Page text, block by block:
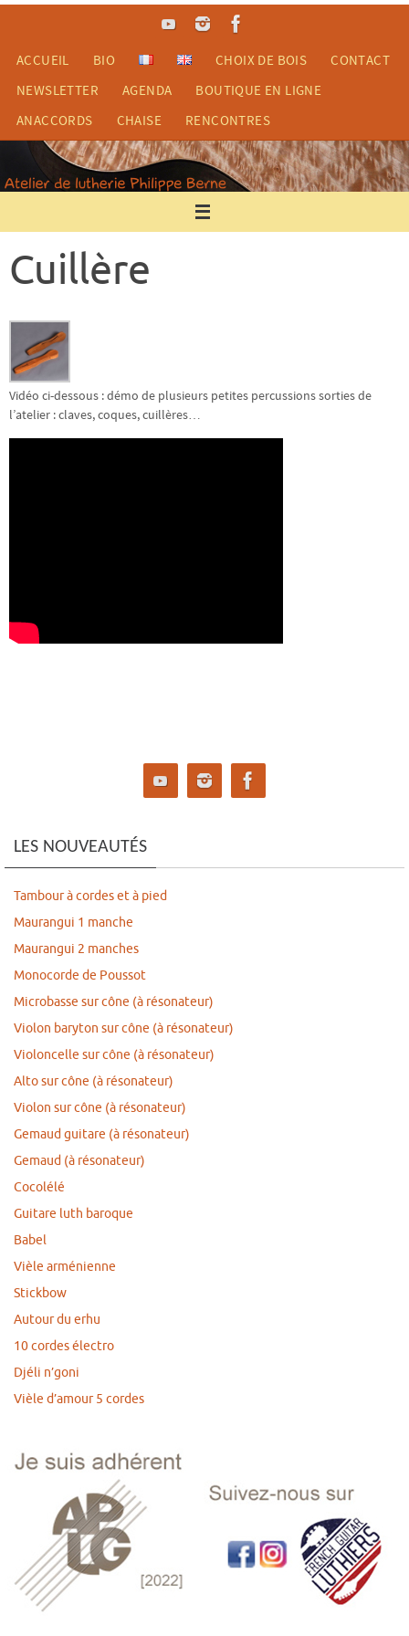
ACCUEIL BIO CHOIX DE BOIS
CONTACT
NEWSLETTER
AGENDA
BOUTIQUE EN LIGNE
ANACCORDS
CHAISE RENCONTRES
Cuillère
Vidéo ci-dessous : démo de plusieurs petites percussions sorties de
l’atelier : claves, coques, cuillères…
LES NOUVEAUTÉS
Tambour à cordes et à pied
Maurangui 1 manche
Maurangui 2 manches
Monocorde de Poussot
Microbasse sur cône (à résonateur)
Violon baryton sur cône (à résonateur)
Violoncelle sur cône (à résonateur)
Alto sur cône (à résonateur)
Violon sur cône (à résonateur)
Gemaud guitare (à résonateur)
Gemaud (à résonateur)
Cocolélé
Guitare luth baroque
Babel
Vièle arménienne
Stickbow
Autour du erhu
10 cordes électro
Djéli n’goni
Vièle d’amour 5 cordes